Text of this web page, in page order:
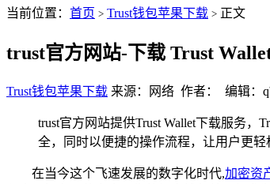
当前位置： 首页 > Trust钱包苹果下载 > 正文
trust官方网站-下载 Trust
Trust钱包苹果下载 来源：网络 作者： 编辑：
trust官方网站提供Trust Wallet下载服务，
全，同时以便捷的操作流程，让用户更
在当今这个飞速发展的数字化时代,加密资